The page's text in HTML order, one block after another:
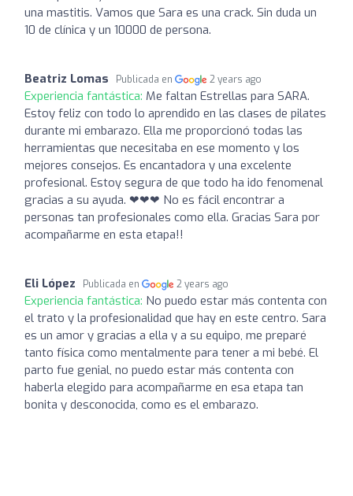
una mastitis. Vamos que Sara es una crack. Sin duda un
10 de clínica y un 10000 de persona.
Beatriz Lomas Publicada en 2 years ago
Experiencia fantástica: Me faltan Estrellas para SARA.
Estoy feliz con todo lo aprendido en las clases de pilates
durante mi embarazo. Ella me proporcionó todas las
herramientas que necesitaba en ese momento y los
mejores consejos. Es encantadora y una excelente
profesional. Estoy segura de que todo ha ido fenomenal
gracias a su ayuda. ❤❤❤ No es fácil encontrar a
personas tan profesionales como ella. Gracias Sara por
acompañarme en esta etapa!!
Eli López Publicada en 2 years ago
Experiencia fantástica: No puedo estar más contenta con
el trato y la profesionalidad que hay en este centro. Sara
es un amor y gracias a ella y a su equipo, me preparé
tanto física como mentalmente para tener a mi bebé. El
parto fue genial, no puedo estar más contenta con
haberla elegido para acompañarme en esa etapa tan
bonita y desconocida, como es el embarazo.